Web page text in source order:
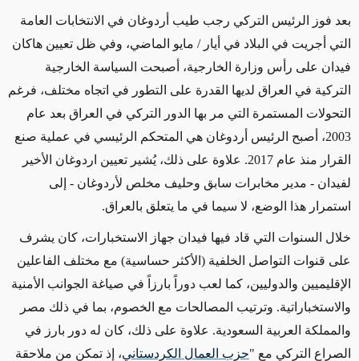
بعد فوز الرئيس التركي رجب طيب أردوغان في الانتخابات العامة
التي أجريت في البلاد في أيار / مايو الماضي، وفي ظل تعيين هاكان
فيدان على رأس وزارة الخارجية، أصبحت السياسة الخارجية
التركية في العراق لديها القدرة على التطور في اتجاه مختلف، فرغم
التحولات المستمرة التي مر بها الدور التركي في العراق بعد عام
2003، أصبح الرئيس أردوغان هي المتحكم الرئيسي في عملية صنع
القرار منذ عام 2017. علاوة على ذلك، يُشير تعيين اردوغان الأخير
لفيدان - مدير مخابرات سابق وحليف مخلص لأردوغان - إلى
استمرار هذا الوضع، لا سيما في ما يتعلق بالعراق.
خلال السنوات التي قاد فيها فيدان جهاز الاستخبارات، كان يشرف
على قنوات التواصل الخلفية (الأكثر حساسية) مع مختلف الفاعلين
الإقليميين والدوليين، كما لعب دوراً بارزاً في صياغة الجوانب الأمنية
والاستخباراتية. وترتيب المصالحات مع الخصوم، بما في ذلك مصر
والمملكة العربية السعودية. علاوة على ذلك، كان له دور بارز في
الصراع التركي مع "حزب العمال الكردستاني، إذ تمكن من ملاحقة